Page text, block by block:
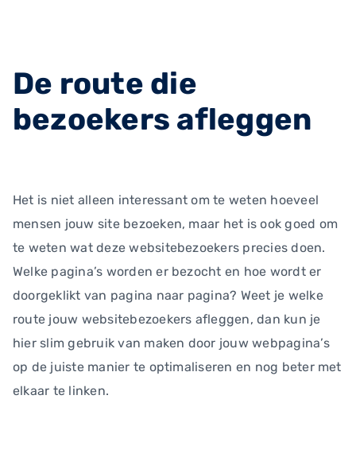
De route die
bezoekers afleggen
Het is niet alleen interessant om te weten hoeveel
mensen jouw site bezoeken, maar het is ook goed om
te weten wat deze websitebezoekers precies doen.
Welke pagina’s worden er bezocht en hoe wordt er
doorgeklikt van pagina naar pagina? Weet je welke
route jouw websitebezoekers afleggen, dan kun je
hier slim gebruik van maken door jouw webpagina’s
op de juiste manier te optimaliseren en nog beter met
elkaar te linken.